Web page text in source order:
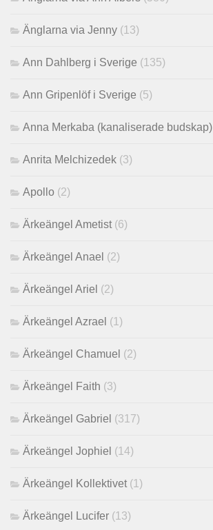
Änglarna via Jenny (13)
Ann Dahlberg i Sverige (135)
Ann Gripenlöf i Sverige (5)
Anna Merkaba (kanaliserade budskap)
Anrita Melchizedek (3)
Apollo (2)
Ärkeängel Ametist (6)
Ärkeängel Anael (2)
Ärkeängel Ariel (2)
Ärkeängel Azrael (1)
Ärkeängel Chamuel (2)
Ärkeängel Faith (3)
Ärkeängel Gabriel (317)
Ärkeängel Jophiel (14)
Ärkeängel Kollektivet (1)
Ärkeängel Lucifer (13)